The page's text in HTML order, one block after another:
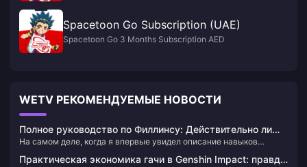
Spacetoon Go Subscription (UAE)
Spacetoon Go 3 Months Subscription AED
WETV РЕКОМЕНДУЕМЫЕ НОВОСТИ
Полное руководство по Филлинсу: Действительно ли
механика «лунного электрошока» изменит команды,
основанные на электрошоке, в этом месяце?
На самом деле, когда я впервые увидел описание навыков
изменить наше представление о реакции электрошока. Как
Практическая экономика гачи в Genshin Impact: правда